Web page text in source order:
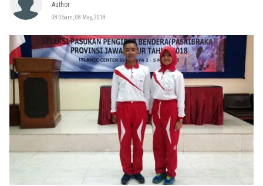
Author
08:05am, 08 May, 2018